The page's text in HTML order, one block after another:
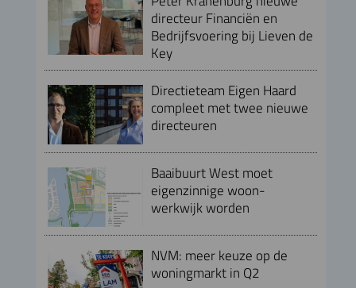
directeur Financiën en
Bedrijfsvoering bij Lieven de
Key
Directieteam Eigen Haard
compleet met twee nieuwe
directeuren
Baaibuurt West moet
eigenzinnige woon-
werkwijk worden
NVM: meer keuze op de
woningmarkt in Q2